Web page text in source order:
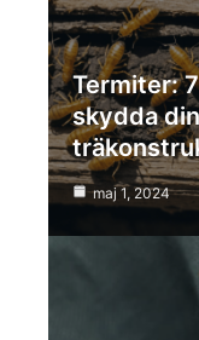
Termiter:
skydda
maj 1, 2024